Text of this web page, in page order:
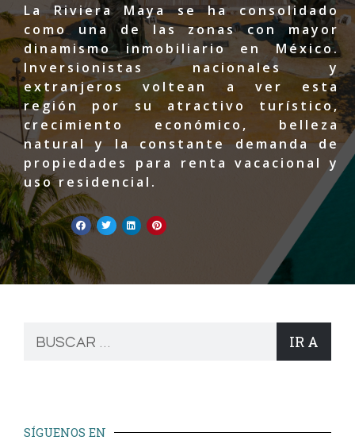
La Riviera Maya se ha consolidado
como una de las zonas con mayor
dinamismo inmobiliario en México.
Inversionistas nacionales y
extranjeros voltean a ver esta
región por su atractivo turístico,
crecimiento económico, belleza
natural y la constante demanda de
propiedades para renta vacacional y
uso residencial.
IR A
SÍGUENOS EN